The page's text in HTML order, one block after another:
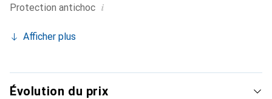
Protection antichoc i
Afficher plus
Évolution du prix